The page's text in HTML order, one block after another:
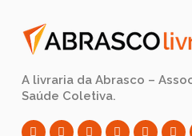
A livraria da Abrasco –
Saúde Coletiva.